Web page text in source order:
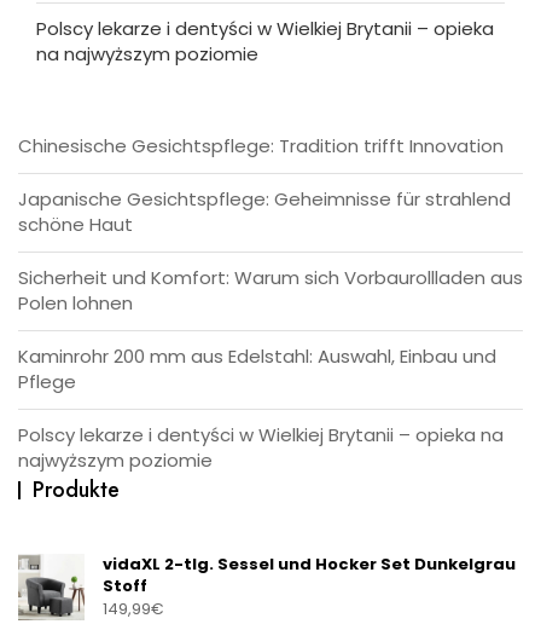
Polscy lekarze i dentyści w Wielkiej Brytanii – opieka
na najwyższym poziomie
Chinesische Gesichtspflege: Tradition trifft Innovation
Japanische Gesichtspflege: Geheimnisse für strahlend
schöne Haut
Sicherheit und Komfort: Warum sich Vorbaurollladen aus
Polen lohnen
Kaminrohr 200 mm aus Edelstahl: Auswahl, Einbau und
Pflege
Polscy lekarze i dentyści w Wielkiej Brytanii – opieka na
najwyższym poziomie
Produkte
vidaXL 2-tlg. Sessel und Hocker Set Dunkelgrau
Stoff
149,99€